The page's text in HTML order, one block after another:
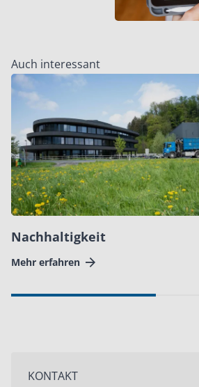
Auch interessant
Nachhaltigkeit
Mehr erfahren
KONTAKT